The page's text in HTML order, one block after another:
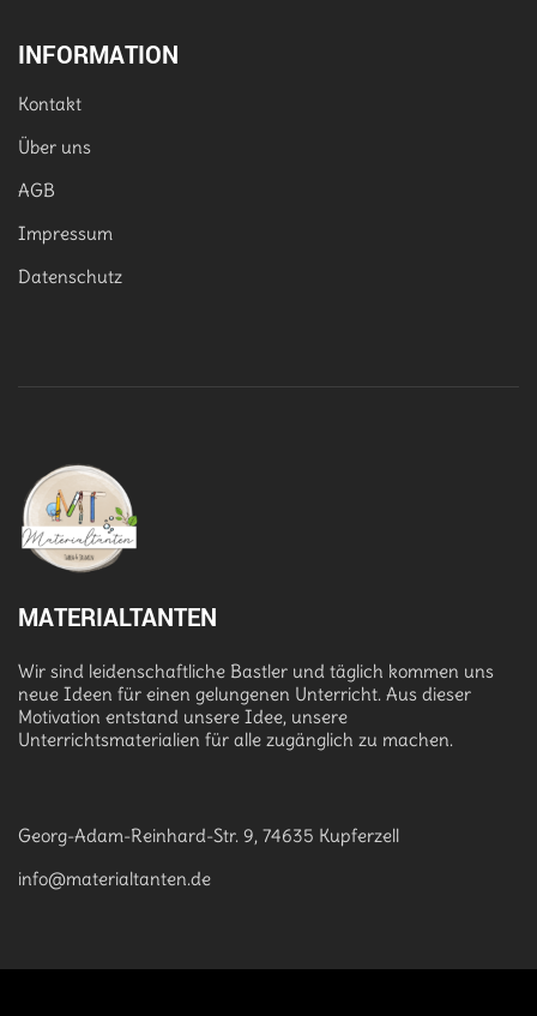
INFORMATION
Kontakt
Über uns
AGB
Impressum
Datenschutz
MATERIALTANTEN
Wir sind leidenschaftliche Bastler und täglich kommen uns
neue Ideen für einen gelungenen Unterricht. Aus dieser
Motivation entstand unsere Idee, unsere
Unterrichtsmaterialien für alle zugänglich zu machen.
Georg-Adam-Reinhard-Str. 9, 74635 Kupferzell
info@materialtanten.de